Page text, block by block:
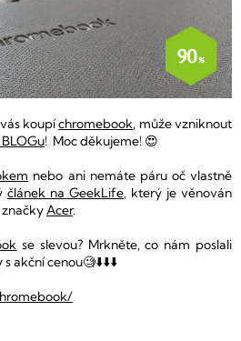
koupíchromebook, může vzniknout
! Moc děkujeme! 😍
nebo ani nemáte páru oč vlastně
článek na GeekLife, který je věnován
značkyAcer.
se slevou? Mrkněte, co nám poslali
akční cenou🧐⬇️⬇️⬇️